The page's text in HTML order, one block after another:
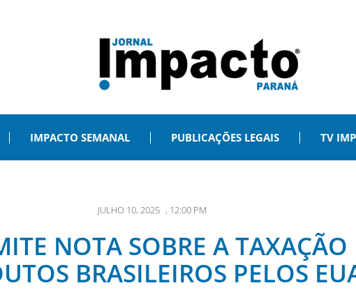
IMPACTO SEMANAL PUBLICAÇÕES LEGAIS TV
JULHO 10, 2025 , 12:00 PM
NOTA SOBRE A TAXAÇÃO
BRASILEIROS PELOS